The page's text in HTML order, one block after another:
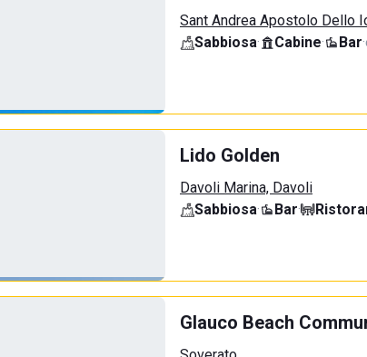
Sant Andrea Apostolo Dello
Sabbiosa· Cabine· Bar·
Lido Golden
Davoli Marina, Davoli
Sabbiosa· Bar·
Glauco Beach